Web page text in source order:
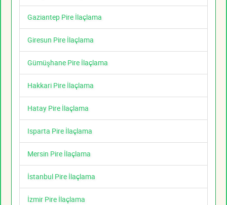
Gaziantep Pire İlaçlama
Giresun Pire İlaçlama
Gümüşhane Pire İlaçlama
Hakkari Pire İlaçlama
Hatay Pire İlaçlama
Isparta Pire İlaçlama
Mersin Pire İlaçlama
İstanbul Pire İlaçlama
İzmir Pire İlaçlama